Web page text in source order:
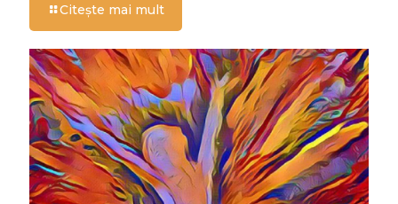
Citește mai mult